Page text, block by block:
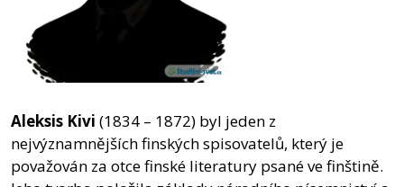
Aleksis Kivi (1834 – 1872) byl jeden z
nejvýznamnějších finských spisovatelů, který je
považován za otce finské literatury psané ve finštině.